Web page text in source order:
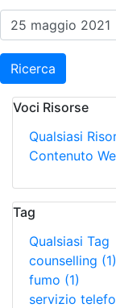
Ricerca
Voci Risorse
Qualsiasi
Contenuto
Tag
Qualsiasi Tag
counselling (1)
fumo (1)
servizio